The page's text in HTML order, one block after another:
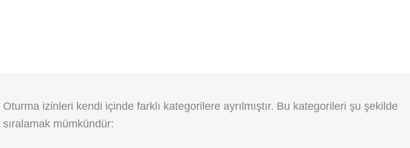
Oturma izinleri kendi içinde farklı kategorilere ayrılmıştır. Bu kategorileri şu şekilde
sıralamak mümkündür: